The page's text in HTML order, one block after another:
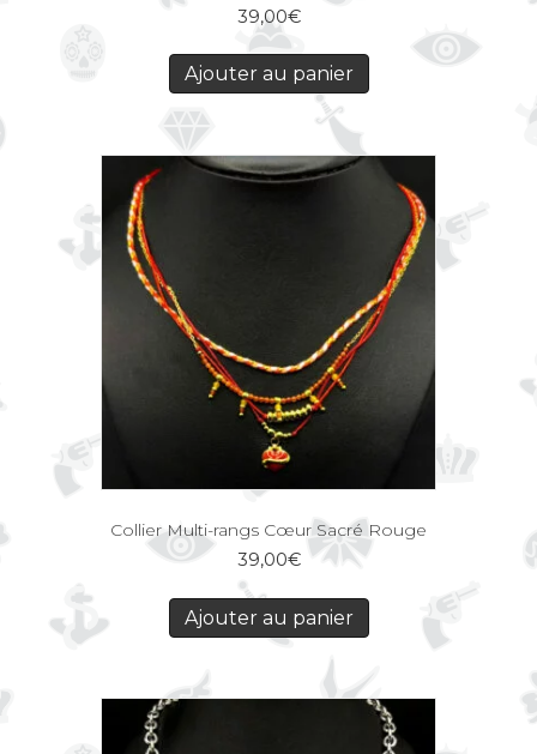
39,00€
Ajouter au panier
Collier Multi-rangs Cœur Sacré Rouge
39,00€
Ajouter au panier